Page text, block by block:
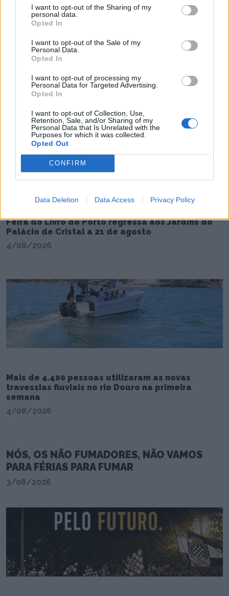
I want to opt-out of the Sharing of my
personal data.
Opted In
I want to opt-out of the Sale of my
Personal Data.
Opted In
I want to opt-out of processing my
Personal Data for Targeted Advertising.
Opted In
I want to opt-out of Collection, Use,
Retention, Sale, and/or Sharing of my
Personal Data that Is Unrelated with the
Purposes for which it was collected.
Opted Out
CONFIRM
Data Deletion Data Access Privacy Policy
Radares de Velocidade | Porto | agosto 2026
5/08/2026
Feira do Livro do Porto regressa aos Jardins do
Palácio de Cristal a 21 de agosto
4/08/2026
Mais de 4.400 pessoas utilizaram as novas
travessias fluviais no rio Douro na primeira
semana
4/08/2026
NÓS, OS NÃO FUMADORES, NÃO VAMOS
PARA FÉRIAS PARA FUMAR
3/08/2026